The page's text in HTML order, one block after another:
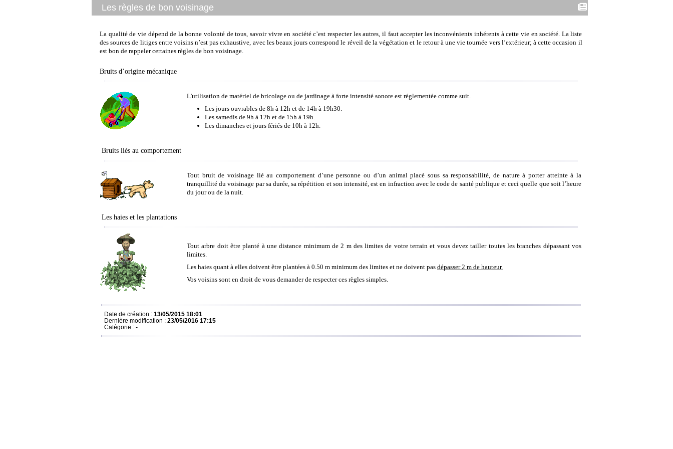
Les règles de bon voisinage
La qualité de vie dépend de la bonne volonté de tous, savoir vivre en société c’est respecter les autres, il faut accepter les inconvénients inhérents à cette vie en société. La liste
des sources de litiges entre voisins n’est pas exhaustive, avec les beaux jours correspond le réveil de la végétation et le retour à une vie tournée vers l’extérieur; à cette occasion il
est bon de rappeler certaines règles de bon voisinage.
Bruits d’origine mécanique
L'utilisation de matériel de bricolage ou de jardinage à forte intensité sonore est réglementée comme suit.
Les jours ouvrables de 8h à 12h et de 14h à 19h30.
Les samedis de 9h à 12h et de 15h à 19h.
Les dimanches et jours fériés de 10h à 12h.
Bruits liés au comportement
Tout bruit de voisinage lié au comportement d’une personne ou d’un animal placé sous sa responsabilité, de nature à porter atteinte à la
tranquillité du voisinage par sa durée, sa répétition et son intensité, est en infraction avec le code de santé publique et ceci quelle que soit l’heure
du jour ou de la nuit.
Les haies et les plantations
Tout arbre doit être planté à une distance minimum de 2 m des limites de votre terrain et vous devez tailler toutes les branches dépassant vos
limites.
Les haies quant à elles doivent être plantées à 0.50 m minimum des limites et ne doivent pas dépasser 2 m de hauteur.
Vos voisins sont en droit de vous demander de respecter ces règles simples.
Date de création : 13/05/2015 18:01
Dernière modification : 23/05/2016 17:15
Catégorie : -